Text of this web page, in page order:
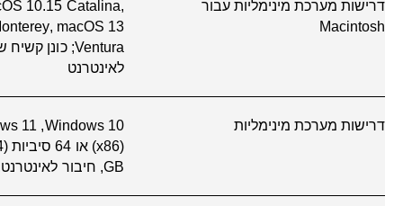
זיכרון DDR1 של ‎64 MB
אחסון פנימי לא
Big Sur; macOS